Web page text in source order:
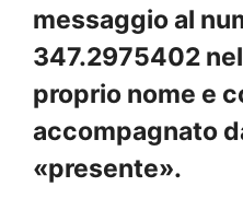
messaggio al
347.2975402
proprio nome e
accompagnato
«presente».